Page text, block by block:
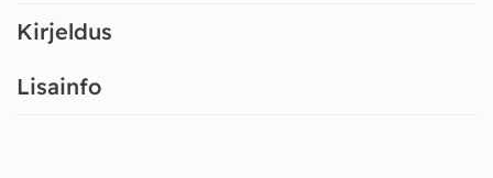
Kirjeldus
Lisainfo